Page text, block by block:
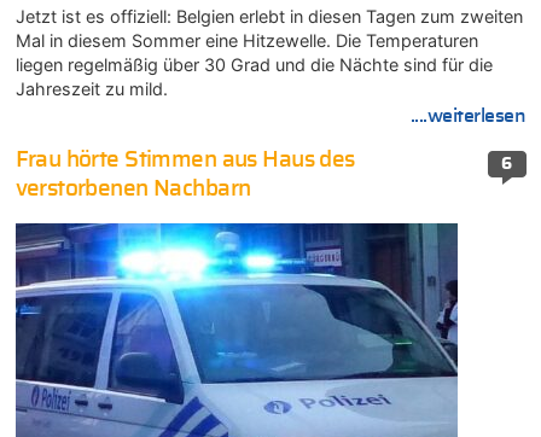
Jetzt ist es offiziell: Belgien erlebt in diesen Tagen zum zweiten
Mal in diesem Sommer eine Hitzewelle. Die Temperaturen
liegen regelmäßig über 30 Grad und die Nächte sind für die
Jahreszeit zu mild.
....weiterlesen
6
Frau hörte Stimmen aus Haus des
verstorbenen Nachbarn